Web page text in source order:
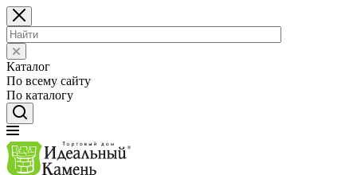
Каталог
По всему сайту
По каталогу